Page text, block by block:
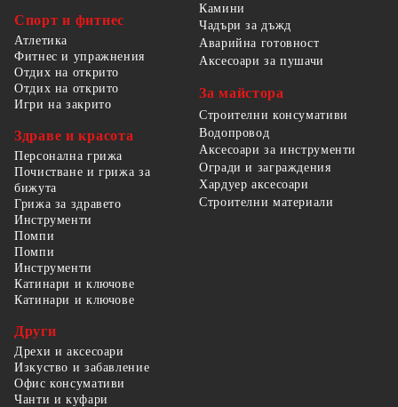
Спорт и фитнес
Атлетика
Фитнес и упражнения
Отдих на открито
Отдих на открито
Игри на закрито
Здраве и красота
Персонална грижа
Почистване и грижа за
бижута
Грижа за здравето
Камини
Чадъри за дъжд
Аварийна готовност
Аксесоари за пушачи
За майстора
Строителни консумативи
Водопровод
Аксесоари за инструменти
Огради и заграждения
Хардуер аксесоари
Строителни материали
Инструменти
Помпи
Помпи
Инструменти
Катинари и ключове
Катинари и ключове
Други
Дрехи и аксесоари
Изкуство и забавление
Офис консумативи
Чанти и куфари